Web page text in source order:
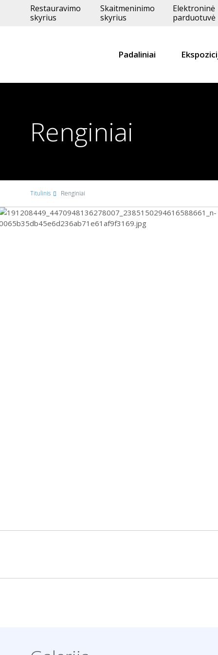
Restauravimo
skyrius
Skaitmeninimo
skyrius
Elektroninė
parduotuvė
Padaliniai
Renginiai
Titulinis Renginiai